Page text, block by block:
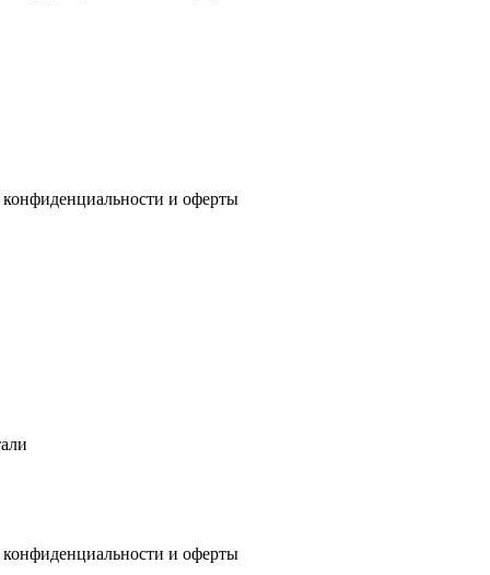
и оферты
и оферты